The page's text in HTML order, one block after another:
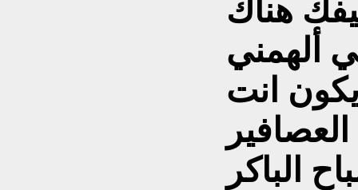
هناك
ألهمني
انت
الباكر